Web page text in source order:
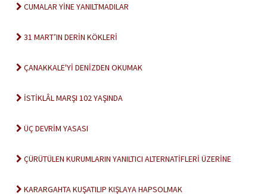
CUMALAR YİNE YANILTMADILAR
31 MART’IN DERİN KÖKLERİ
ÇANAKKALE'Yİ DENİZDEN OKUMAK
İSTİKLÂL MARŞI 102 YAŞINDA
ÜÇ DEVRİM YASASI
ÇÜRÜTÜLEN KURUMLARIN YANILTICI ALTERNATİFLERİ ÜZERİNE
KARARGAHTA KUŞATILIP KIŞLAYA HAPSOLMAK